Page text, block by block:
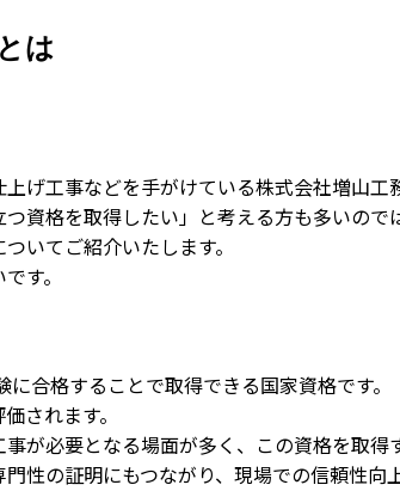
は
げ工事などを手がけている株式会社増山工
資格を取得したい」と考える方も多いので
いてご紹介いたします。
す。
合格することで取得できる国家資格です。
されます。
が必要となる場面が多く、この資格を取
性の証明にもつながり、現場での信頼性向